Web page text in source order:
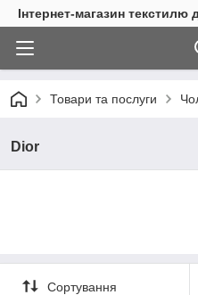
Інтернет-магазин
Товари та послуги
Dior
Сортування